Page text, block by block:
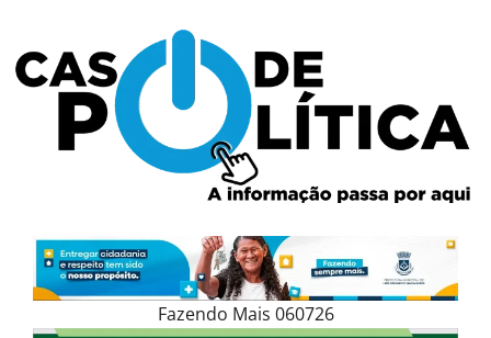
content
Fazendo Mais 060726